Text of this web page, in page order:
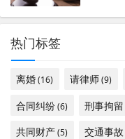
热门标签
离婚(16) 请律师(9)
合同纠纷(6) 刑事拘留
共同财产(5) 交通事故